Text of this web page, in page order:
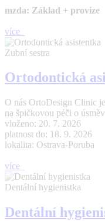
mzda: Základ + provize
více
Zubní sestra
Ortodontická
O nás OrtoDesign Clinic
na špičkovou péči o
vloženo: 20. 7. 2026
platnost do: 18. 9. 2026
lokalita: Ostrava-Poruba
více
Dentální hygienistka
Dentální